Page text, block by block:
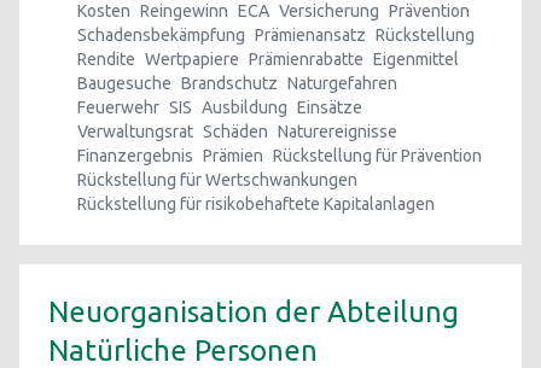
Kosten Reingewinn ECA Versicherung Prävention
Schadensbekämpfung Prämienansatz Rückstellung
Rendite Wertpapiere Prämienrabatte Eigenmittel
Baugesuche Brandschutz Naturgefahren
Feuerwehr SIS Ausbildung Einsätze
Verwaltungsrat Schäden Naturereignisse
Finanzergebnis Prämien Rückstellung für Prävention
Rückstellung für Wertschwankungen
Rückstellung für risikobehaftete Kapitalanlagen
Neuorganisation der Abteilung
Natürliche Personen